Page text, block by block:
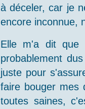
à déceler, car je
encore inconnue,
Elle m'a dit que
probablement
juste pour
faire bouger mes
toutes saines,